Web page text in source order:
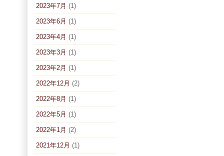
2023年7月 (1)
2023年6月 (1)
2023年4月 (1)
2023年3月 (1)
2023年2月 (1)
2022年12月 (2)
2022年8月 (1)
2022年5月 (1)
2022年1月 (2)
2021年12月 (1)